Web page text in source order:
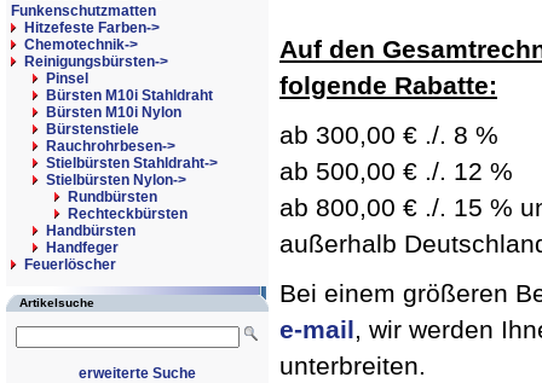
Funkenschutzmatten
Hitzefeste Farben->
Chemotechnik->
Reinigungsbürsten->
Pinsel
Bürsten M10i Stahldraht
Bürsten M10i Nylon
Bürstenstiele
Rauchrohrbesen->
Stielbürsten Stahldraht->
Stielbürsten Nylon->
Rundbürsten
Rechteckbürsten
Handbürsten
Handfeger
Feuerlöscher
Artikelsuche
erweiterte Suche
Auf den
folgende Rabatte:
ab 300,00 € ./. 8 %
ab 500,00 € ./. 12 %
ab 800,00 € ./. 15 %
außerhalb
Bei einem größeren
e-mail, wir werden
unterbreiten.